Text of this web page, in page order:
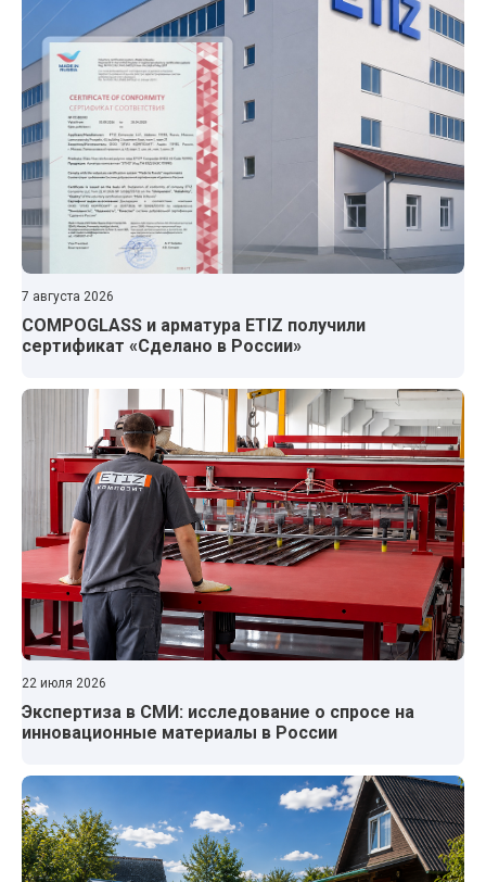
7 августа 2026
COMPOGLASS и арматура ETIZ получили
сертификат «Сделано в России»
22 июля 2026
Экспертиза в СМИ: исследование о спросе на
инновационные материалы в России